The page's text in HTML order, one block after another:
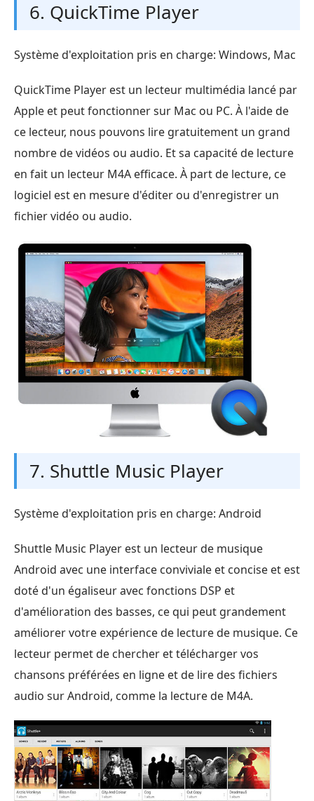
6. QuickTime Player
Système d'exploitation pris en charge: Windows, Mac
QuickTime Player est un lecteur multimédia lancé par
Apple et peut fonctionner sur Mac ou PC. À l'aide de
ce lecteur, nous pouvons lire gratuitement un grand
nombre de vidéos ou audio. Et sa capacité de lecture
en fait un lecteur M4A efficace. À part de lecture, ce
logiciel est en mesure d'éditer ou d'enregistrer un
fichier vidéo ou audio.
7. Shuttle Music Player
Système d'exploitation pris en charge: Android
Shuttle Music Player est un lecteur de musique
Android avec une interface conviviale et concise et est
doté d'un égaliseur avec fonctions DSP et
d'amélioration des basses, ce qui peut grandement
améliorer votre expérience de lecture de musique. Ce
lecteur permet de chercher et télécharger vos
chansons préférées en ligne et de lire des fichiers
audio sur Android, comme la lecture de M4A.